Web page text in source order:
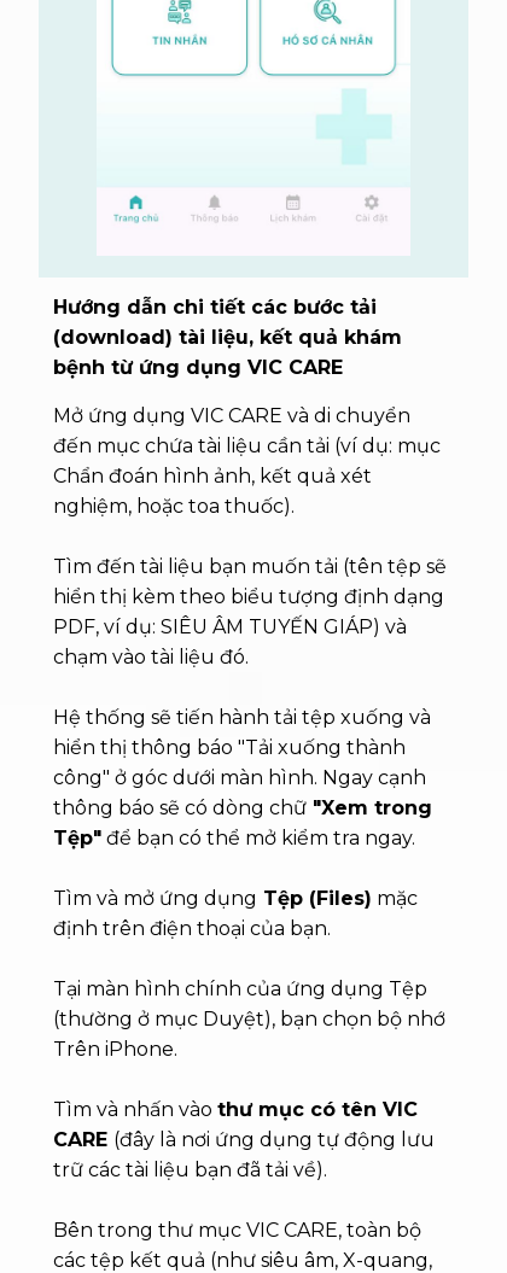
Hướng dẫn chi tiết các bước tải
(download) tài liệu, kết quả khám
bệnh từ ứng dụng VIC CARE
Mở ứng dụng VIC CARE và di chuyển
đến mục chứa tài liệu cần tải (ví dụ: mục
Chẩn đoán hình ảnh, kết quả xét
nghiệm, hoặc toa thuốc).
Tìm đến tài liệu bạn muốn tải (tên tệp sẽ
hiển thị kèm theo biểu tượng định dạng
PDF, ví dụ: SIÊU ÂM TUYẾN GIÁP) và
chạm vào tài liệu đó.
Hệ thống sẽ tiến hành tải tệp xuống và
hiển thị thông báo "Tải xuống thành
công" ở góc dưới màn hình. Ngay cạnh
thông báo sẽ có dòng chữ "Xem trong
Tệp" để bạn có thể mở kiểm tra ngay.
Tìm và mở ứng dụng Tệp (Files) mặc
định trên điện thoại của bạn.
Tại màn hình chính của ứng dụng Tệp
(thường ở mục Duyệt), bạn chọn bộ nhớ
Trên iPhone.
Tìm và nhấn vào thư mục có tên VIC
CARE (đây là nơi ứng dụng tự động lưu
trữ các tài liệu bạn đã tải về).
Bên trong thư mục VIC CARE, toàn bộ
các tệp kết quả (như siêu âm, X-quang,